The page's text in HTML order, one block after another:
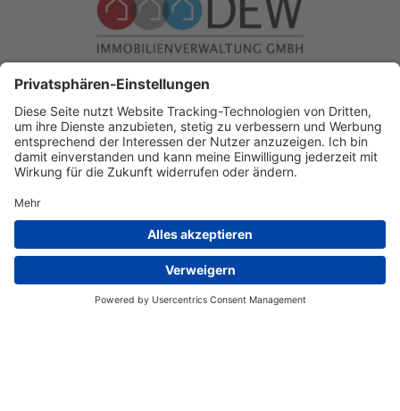
Wir haben unsere Berufszulassungen gem. § 34 c, Absatz 1
Satz 1 GewO
Stadt Münster
Mitglied in den Berufsverbänden